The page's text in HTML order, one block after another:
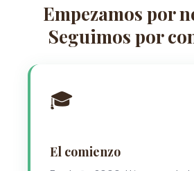
Empezamos por
Seguimos por
🎓
El comienzo